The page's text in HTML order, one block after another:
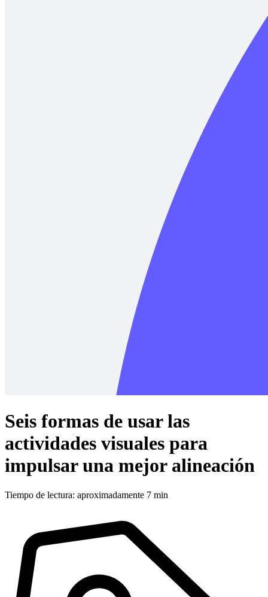
Seis formas de usar las
actividades visuales para
impulsar una mejor alineación
Tiempo de lectura: aproximadamente 7 min